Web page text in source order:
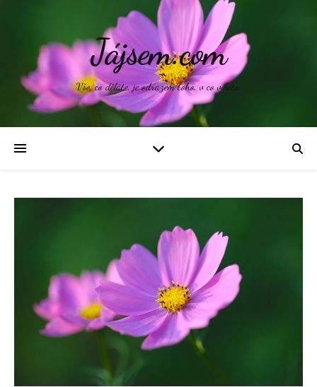
Jájsem.com
Vše, co děláte, je odrazem toho, v co věříte.